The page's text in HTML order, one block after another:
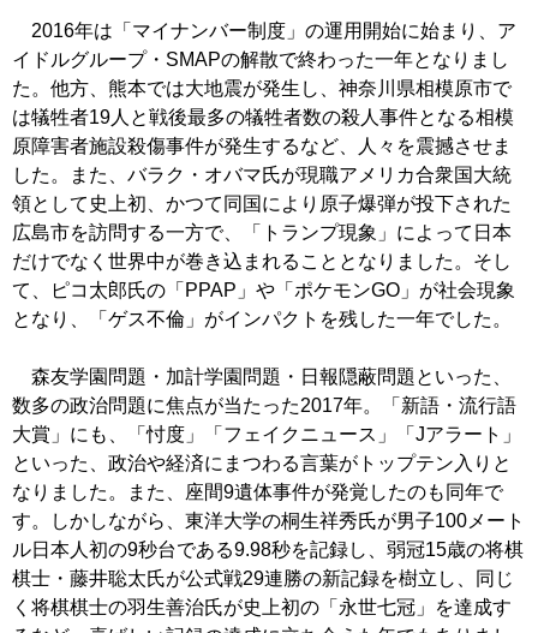
2016年は「マイナンバー制度」の運用開始に始まり、ア
イドルグループ・SMAPの解散で終わった一年となりまし
た。他方、熊本では大地震が発生し、神奈川県相模原市で
は犠牲者19人と戦後最多の犠牲者数の殺人事件となる相模
原障害者施設殺傷事件が発生するなど、人々を震撼させま
した。また、バラク・オバマ氏が現職アメリカ合衆国大統
領として史上初、かつて同国により原子爆弾が投下された
広島市を訪問する一方で、「トランプ現象」によって日本
だけでなく世界中が巻き込まれることとなりました。そし
て、ピコ太郎氏の「PPAP」や「ポケモンGO」が社会現象
となり、「ゲス不倫」がインパクトを残した一年でした。
森友学園問題・加計学園問題・日報隠蔽問題といった、
数多の政治問題に焦点が当たった2017年。「新語・流行語
大賞」にも、「忖度」「フェイクニュース」「Jアラート」
といった、政治や経済にまつわる言葉がトップテン入りと
なりました。また、座間9遺体事件が発覚したのも同年で
す。しかしながら、東洋大学の桐生祥秀氏が男子100メート
ル日本人初の9秒台である9.98秒を記録し、弱冠15歳の将棋
棋士・藤井聡太氏が公式戦29連勝の新記録を樹立し、同じ
く将棋棋士の羽生善治氏が史上初の「永世七冠」を達成す